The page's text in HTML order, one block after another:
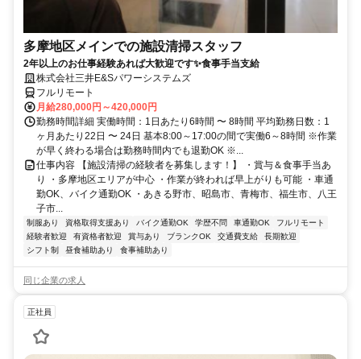
多摩地区メインでの施設清掃スタッフ
2年以上のお仕事経験あれば大歓迎です✨食事手当支給
株式会社三井E&Sパワーシステムズ
フルリモート
月給280,000円～420,000円
勤務時間詳細 実働時間：1日あたり6時間 〜 8時間 平均勤務日数：1
ヶ月あたり22日 〜 24日 基本8:00～17:00の間で実働6～8時間 ※作業
が早く終わる場合は勤務時間内でも退勤OK ※...
仕事内容 【施設清掃の経験者を募集します！】 ・賞与＆食事手当あ
り ・多摩地区エリアが中心 ・作業が終われば早上がりも可能 ・車通
勤OK、バイク通勤OK ・あきる野市、昭島市、青梅市、福生市、八王
子市...
制服あり 資格取得支援あり バイク通勤OK 学歴不問 車通勤OK
フルリモート
経験者歓迎
有資格者歓迎 賞与あり ブランクOK 交通費支給
長期歓迎
シフト制
昼食補助あり 食事補助あり
同じ企業の求人
正社員